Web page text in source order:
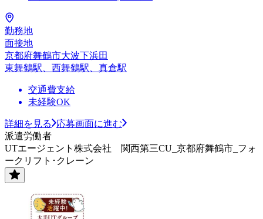
勤務地
面接地
京都府舞鶴市大波下浜田
東舞鶴駅、西舞鶴駅、真倉駅
交通費支給
未経験OK
詳細を見る
応募画面に進む
派遣労働者
UTエージェント株式会社 関西第三CU_京都府舞鶴市_フォ
ークリフト･クレーン